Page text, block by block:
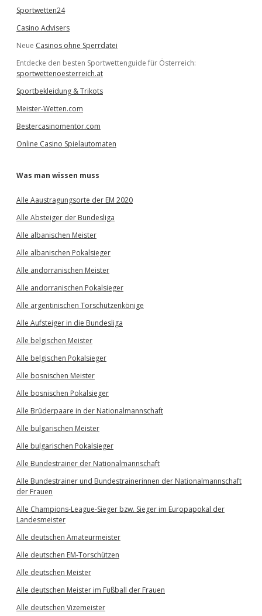
Sportwetten24
Casino Advisers
Neue Casinos ohne Sperrdatei
Entdecke den besten Sportwettenguide für Österreich:
sportwettenoesterreich.at
Sportbekleidung & Trikots
Meister-Wetten.com
Bestercasinomentor.com
Online Casino Spielautomaten
Was man wissen muss
Alle Aaustragungsorte der EM 2020
Alle Absteiger der Bundesliga
Alle albanischen Meister
Alle albanischen Pokalsieger
Alle andorranischen Meister
Alle andorranischen Pokalsieger
Alle argentinischen Torschützenkönige
Alle Aufsteiger in die Bundesliga
Alle belgischen Meister
Alle belgischen Pokalsieger
Alle bosnischen Meister
Alle bosnischen Pokalsieger
Alle Brüderpaare in der Nationalmannschaft
Alle bulgarischen Meister
Alle bulgarischen Pokalsieger
Alle Bundestrainer der Nationalmannschaft
Alle Bundestrainer und Bundestrainerinnen der Nationalmannschaft
der Frauen
Alle Champions-League-Sieger bzw. Sieger im Europapokal der
Landesmeister
Alle deutschen Amateurmeister
Alle deutschen EM-Torschützen
Alle deutschen Meister
Alle deutschen Meister im Fußball der Frauen
Alle deutschen Vizemeister